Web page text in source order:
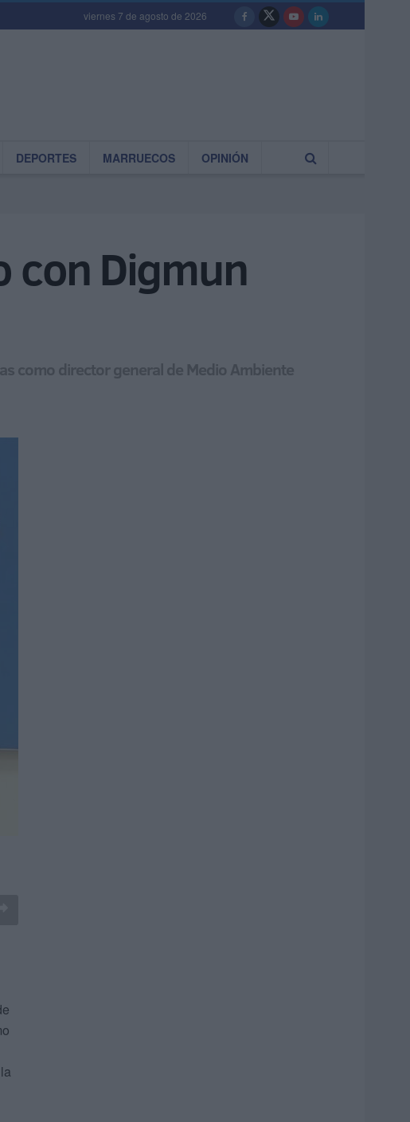
viernes 7 de agosto de 2026
DEPORTES MARRUECOS OPINIÓN
con Digmun
como director general de Medio Ambiente